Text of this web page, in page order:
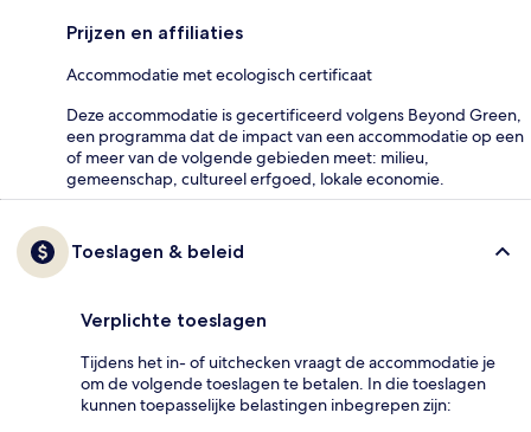
Prijzen en affiliaties
Accommodatie met ecologisch certificaat
Deze accommodatie is gecertificeerd volgens Beyond Green,
een programma dat de impact van een accommodatie op een
of meer van de volgende gebieden meet: milieu,
gemeenschap, cultureel erfgoed, lokale economie.
Toeslagen & beleid
Verplichte toeslagen
Tijdens het in- of uitchecken vraagt de accommodatie je
om de volgende toeslagen te betalen. In die toeslagen
kunnen toepasselijke belastingen inbegrepen zijn: